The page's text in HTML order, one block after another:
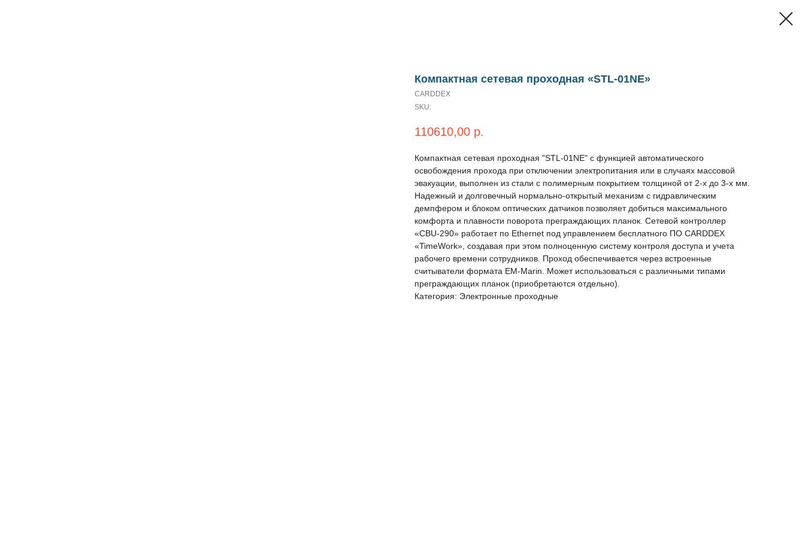
Компактная сетевая проходная «STL-01NE»
CARDDEX
SKU:
110610,00 р.
Компактная сетевая проходная "STL-01NE" с функцией автоматического
освобождения прохода при отключении электропитания или в случаях массовой
эвакуации, выполнен из стали с полимерным покрытием толщиной от 2-х до 3-х мм.
Надежный и долговечный нормально-открытый механизм c гидравлическим
демпфером и блоком оптических датчиков позволяет добиться максимального
комфорта и плавности поворота преграждающих планок. Сетевой контроллер
«CBU-290» работает по Ethernet под управлением бесплатного ПО CARDDEX
«TimeWork», создавая при этом полноценную систему контроля доступа и учета
рабочего времени сотрудников. Проход обеспечивается через встроенные
считыватели формата EM-Marin. Может использоваться с различными типами
преграждающих планок (приобретаются отдельно).
Категория: Электронные проходные